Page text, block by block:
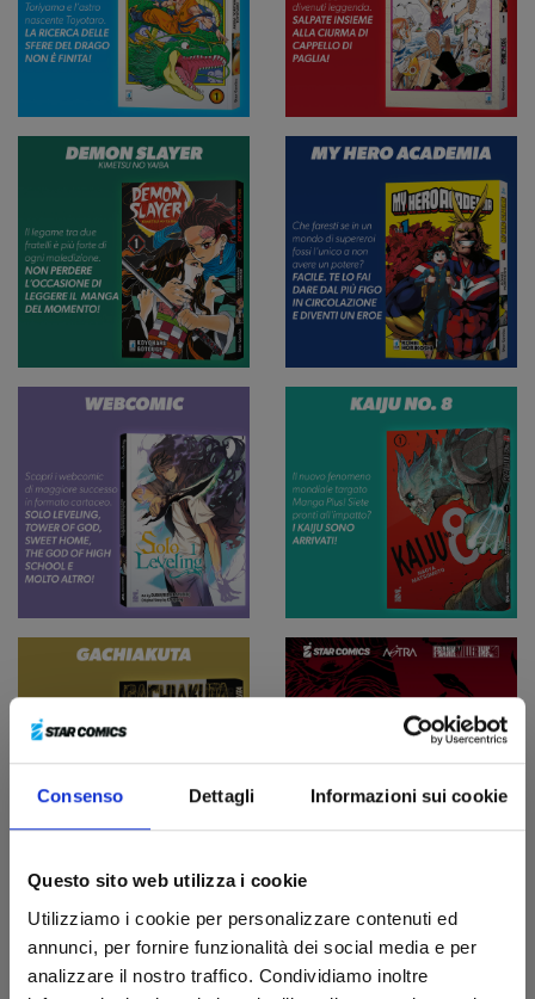
Consenso Dettagli Informazioni sui cookie
Questo sito web utilizza i cookie
Utilizziamo i cookie per personalizzare contenuti ed
annunci, per fornire funzionalità dei social media e per
analizzare il nostro traffico. Condividiamo inoltre